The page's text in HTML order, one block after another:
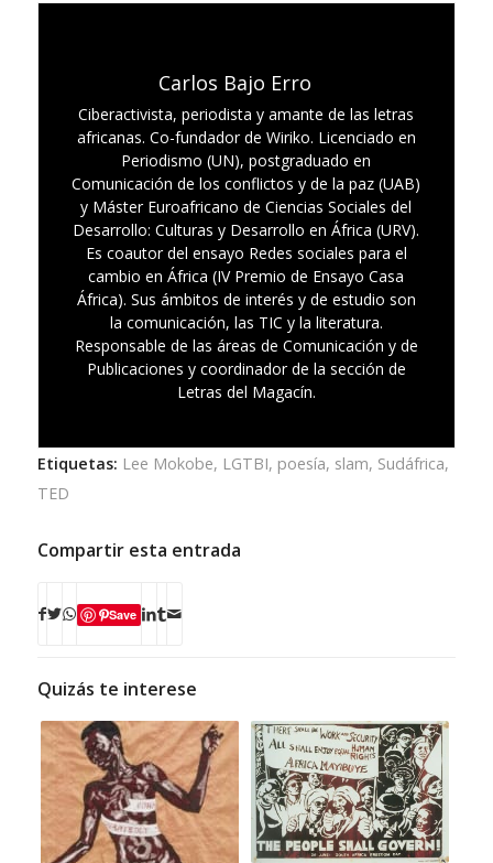
Carlos Bajo Erro
Ciberactivista, periodista y amante de las letras
africanas. Co-fundador de Wiriko. Licenciado en
Periodismo (UN), postgraduado en
Comunicación de los conflictos y de la paz (UAB)
y Máster Euroafricano de Ciencias Sociales del
Desarrollo: Culturas y Desarrollo en África (URV).
Es coautor del ensayo Redes sociales para el
cambio en África (IV Premio de Ensayo Casa
África). Sus ámbitos de interés y de estudio son
la comunicación, las TIC y la literatura.
Responsable de las áreas de Comunicación y de
Publicaciones y coordinador de la sección de
Letras del Magacín.
Etiquetas: Lee Mokobe, LGTBI, poesía, slam, Sudáfrica,
TED
Compartir esta entrada
Save
Quizás te interese